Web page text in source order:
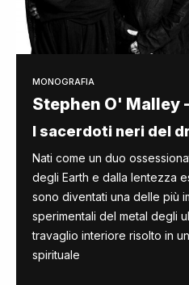
MONOGRAFIA
Stephen O' Malley
I sacerdoti neri del
Nati come un duo
degli Earth e dalla lentezza
sono diventati una delle più
sperimentali del metal degli
travaglio interiore risolto in
spirituale